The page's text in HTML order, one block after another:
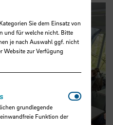
Sie dem Einsatz von
und für welche nicht. Bitte
je nach Auswahl ggf. nicht
Website zur Verfügung
grundlegende
Funktion der